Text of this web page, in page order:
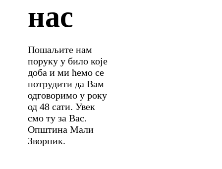
нас
Пошаљите нам
поруку у било које
доба и ми ћемо се
потрудити да Вам
одговоримо у року
од 48 сати. Увек
смо ту за Вас.
Општина Мали
Зворник.